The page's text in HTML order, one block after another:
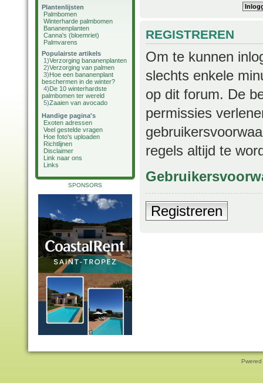
Plantenlijsten
Palmbomen
Winterharde palmbomen
Bananenplanten
Canna's (bloemriet)
Palmvarens
Populairste artikels
1)Verzorging bananenplanten
2)Verzorging van palmen
3)Hoe een bananenplant
beschermen in de winter?
4)De 10 winterhardste
palmbomen ter wereld
5)Zaaien van avocado
Handige pagina's
Exoten adressen
Veel gestelde vragen
Hoe foto's uploaden
Richtlijnen
Disclaimer
Link naar ons
Links
SPONSORS
REGISTREREN
Om te kunnen
slechts enkele
op dit forum. De
permissies
regels altijd te
Registreren